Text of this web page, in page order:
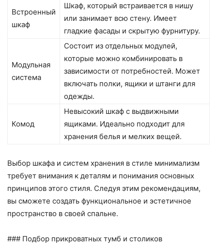
Встроенный
шкаф
Шкаф, который встраивается в нишу
или занимает всю стену. Имеет
гладкие фасады и скрытую фурнитуру.
Модульная
система
Состоит из отдельных модулей,
которые можно комбинировать в
зависимости от потребностей. Может
включать полки, ящики и штанги для
одежды.
Комод
Невысокий шкаф с выдвижными
ящиками. Идеально подходит для
хранения белья и мелких вещей.
Выбор шкафа и систем хранения в стиле минимализм
требует внимания к деталям и понимания основных
принципов этого стиля. Следуя этим рекомендациям,
вы сможете создать функциональное и эстетичное
пространство в своей спальне.
### Подбор прикроватных тумб и столиков